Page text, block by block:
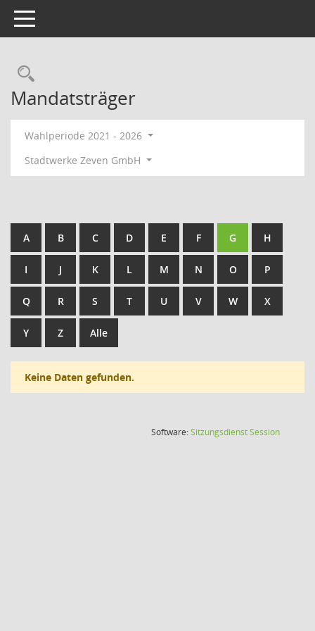
Toggle navigation
Rechercheauswahl
Mandatsträger
Wahlperiode 2021 - 2026
Stadtwerke Zeven GmbH
A B C D E F G H
I J K L M N O P
Q R S T U V W X
Y Z Alle
Keine Daten gefunden.
Software:SitzungsdienstSession(Wird in